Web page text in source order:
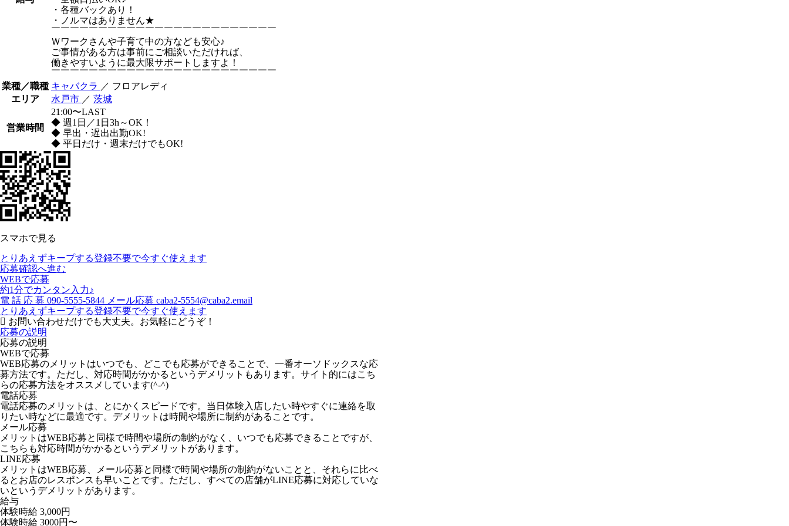
・各種バックあり！
・ノルマはありません★
￣￣￣￣￣￣￣￣￣￣￣￣￣￣￣￣￣￣￣￣￣￣￣￣
Ｗワークさんや子育て中の方なども安心♪
ご事情がある方は事前にご相談いただければ、
働きやすいように最大限サポートしますよ！
￣￣￣￣￣￣￣￣￣￣￣￣￣￣￣￣￣￣￣￣￣￣￣￣
業種／職種 キャバクラ ／ フロアレディ
エリア
水戸市 ／ 茨城
営業時間
21:00〜LAST
◆ 週1日／1日3h～OK！
◆ 早出・遅出出勤OK!
◆ 平日だけ・週末だけでもOK!
スマホで見る
とりあえずキープする登録不要で今すぐ使えます
応募確認へ進む
WEBで応募
約1分でカンタン入力♪
電 話 応 募 090-5555-5844 メール応募 caba2-5554@caba2.email
とりあえずキープする登録不要で今すぐ使えます
お問い合わせだけでも大丈夫。お気軽にどうぞ！
応募の説明
応募の説明
WEBで応募
WEB応募のメリットはいつでも、どこでも応募ができることで、一番オーソドックスな応
募方法です。ただし、対応時間がかかるというデメリットもあります。サイト的にはこち
らの応募方法をオススメしています(^-^)
電話応募
電話応募のメリットは、とにかくスピードです。当日体験入店したい時やすぐに連絡を取
りたい時などに最適です。デメリットは時間や場所に制約があることです。
メール応募
メリットはWEB応募と同様で時間や場所の制約がなく、いつでも応募できることですが、
こちらも対応時間がかかるというデメリットがあります。
LINE応募
メリットはWEB応募、メール応募と同様で時間や場所の制約がないことと、それらに比べ
るとお店のレスポンスも早いことです。ただし、すべての店舗がLINE応募に対応していな
いというデメリットがあります。
給与
体験時給 3,000円
体験時給 3000円〜